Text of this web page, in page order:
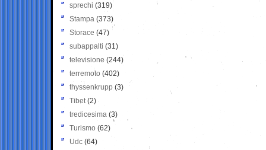
sprechi (319)
Stampa (373)
Storace (47)
subappalti (31)
televisione(244)
terremoto (402)
thyssenkrupp (3)
Tibet(2)
tredicesima (3)
Turismo (62)
Udc (64)